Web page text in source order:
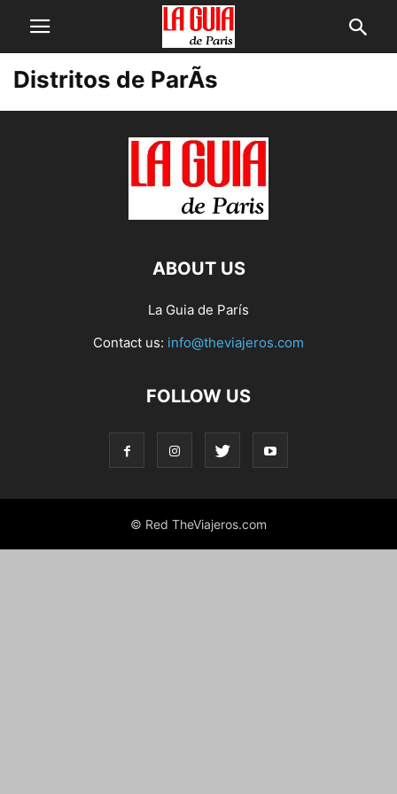
Distritos de ParÃ­s
ABOUT US
La Guia de París
Contact us: info@theviajeros.com
FOLLOW US
© Red TheViajeros.com